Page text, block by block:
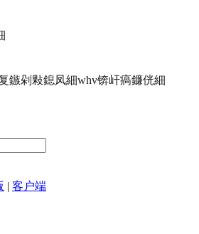
鏃剁敤鎴凤細whv锛屽瘑鐮侊細
| 客户端